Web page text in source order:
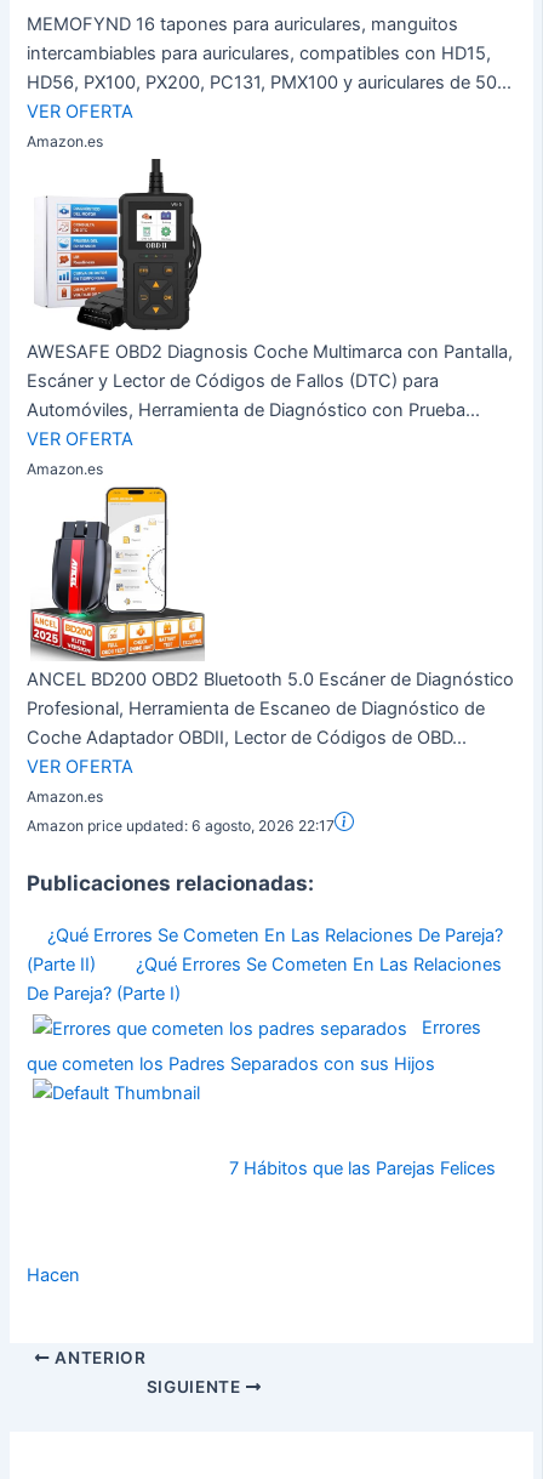
MEMOFYND 16 tapones para auriculares, manguitos
intercambiables para auriculares, compatibles con HD15,
HD56, PX100, PX200, PC131, PMX100 y auriculares de 50...
VER OFERTA
Amazon.es
AWESAFE OBD2 Diagnosis Coche Multimarca con Pantalla,
Escáner y Lector de Códigos de Fallos (DTC) para
Automóviles, Herramienta de Diagnóstico con Prueba...
VER OFERTA
Amazon.es
ANCEL BD200 OBD2 Bluetooth 5.0 Escáner de Diagnóstico
Profesional, Herramienta de Escaneo de Diagnóstico de
Coche Adaptador OBDII, Lector de Códigos de OBD...
VER OFERTA
Amazon.es
Amazon price updated:6 agosto, 2026 22:17
Publicaciones relacionadas:
¿Qué Errores Se Cometen En Las Relaciones De Pareja?
(Parte II)
¿Qué Errores Se Cometen En Las Relaciones
De Pareja? (Parte I)
Errores
que cometen los Padres Separados con sus Hijos
7 Hábitos que las Parejas Felices
Hacen
ANTERIOR
SIGUIENTE